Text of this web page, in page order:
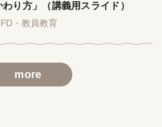
り方」（講義用スライド）
FD・教員教育
more